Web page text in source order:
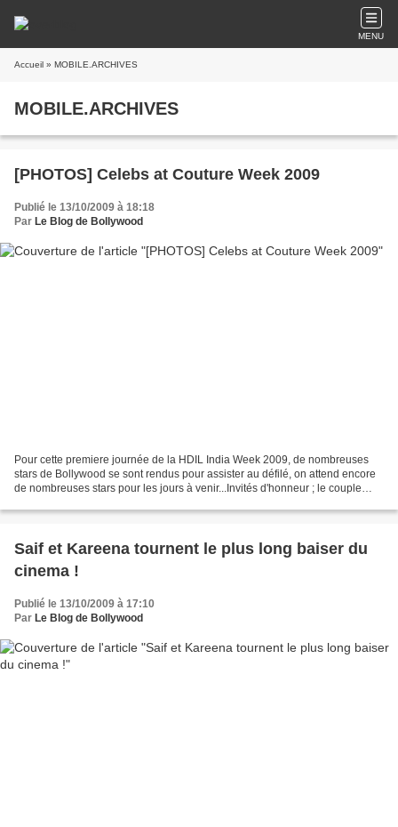
MENU
Accueil » MOBILE.ARCHIVES
MOBILE.ARCHIVES
[PHOTOS] Celebs at Couture Week 2009
Publié le 13/10/2009 à 18:18
Par Le Blog de Bollywood
Pour cette premiere journée de la HDIL India Week 2009, de nombreuses
stars de Bollywood se sont rendus pour assister au défilé, on attend encore
de nombreuses stars pour les jours à venir...Invités d'honneur ; le couple
Saif et Kareena tournent le plus long baiser du
cinema !
Publié le 13/10/2009 à 17:10
Par Le Blog de Bollywood